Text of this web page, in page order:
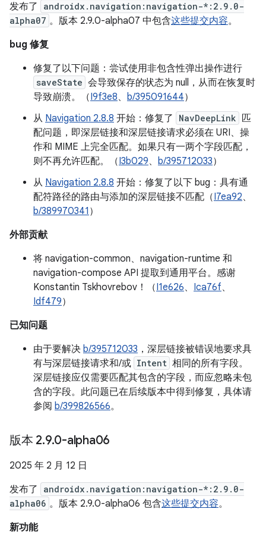
发布了
androidx.navigation:navigation-*:2.9.0-
alpha07 。版本 2.9.0-alpha07 中包含这些提交内容。
bug 修复
修复了以下问题：尝试使用非包含性弹出操作进行
saveState 会导致保存的状态为 null，从而在恢复时
导致崩溃。（I9f3e8、 b/395091644）
从 Navigation 2.8.8 开始：修复了 NavDeepLink 匹
配问题，即深层链接和深层链接请求必须在 URI、操
作和 MIME 上完全匹配。如果只有一两个字段匹配，
则不再允许匹配。（I3b029、 b/395712033）
从 Navigation 2.8.8 开始：修复了以下 bug：具有通
配符路径的路由与添加的深层链接不匹配（I7ea92、
b/389970341 ）
外部贡献
将 navigation-common、navigation-runtime 和
navigation-compose API 提取到通用平台。感谢
Konstantin Tskhovrebov！（I1e626、 Ica76f、
Idf479）
已知问题
由于要解决 b/395712033 ，深层链接被错误地要求具
有与深层链接请求和/或 Intent 相同的所有字段。
深层链接应仅需要匹配其包含的字段，而应忽略未包
含的字段。此问题已在后续版本中得到修复，具体请
参阅 b/399826566。
版本 2.9.0-alpha06
2025 年 2 月 12 日
发布了
androidx.navigation:navigation-*:2.9.0-
alpha06 。版本 2.9.0-alpha06 包含这些提交内容。
新功能